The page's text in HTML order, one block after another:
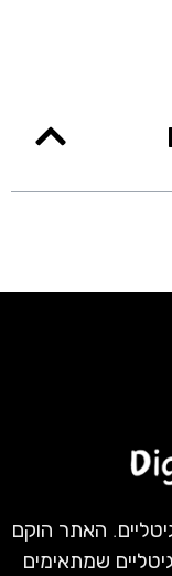
האתר הוקם
שמתאימים